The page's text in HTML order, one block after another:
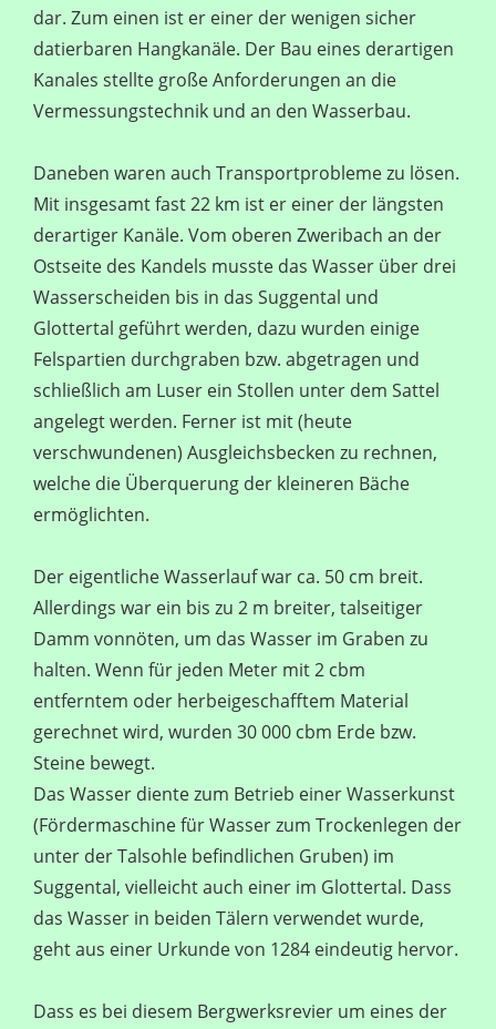
dar. Zum einen ist er einer der wenigen sicher
datierbaren Hangkanäle. Der Bau eines derartigen
Kanales stellte große Anforderungen an die
Vermessungstechnik und an den Wasserbau.
Daneben waren auch Transportprobleme zu lösen.
Mit insgesamt fast 22 km ist er einer der längsten
derartiger Kanäle. Vom oberen Zweribach an der
Ostseite des Kandels musste das Wasser über drei
Wasserscheiden bis in das Suggental und
Glottertal geführt werden, dazu wurden einige
Felspartien durchgraben bzw. abgetragen und
schließlich am Luser ein Stollen unter dem Sattel
angelegt werden. Ferner ist mit (heute
verschwundenen) Ausgleichsbecken zu rechnen,
welche die Überquerung der kleineren Bäche
ermöglichten.
Der eigentliche Wasserlauf war ca. 50 cm breit.
Allerdings war ein bis zu 2 m breiter, talseitiger
Damm vonnöten, um das Wasser im Graben zu
halten. Wenn für jeden Meter mit 2 cbm
entferntem oder herbeigeschafftem Material
gerechnet wird, wurden 30 000 cbm Erde bzw.
Steine bewegt.
Das Wasser diente zum Betrieb einer Wasserkunst
(Fördermaschine für Wasser zum Trockenlegen der
unter der Talsohle befindlichen Gruben) im
Suggental, vielleicht auch einer im Glottertal. Dass
das Wasser in beiden Tälern verwendet wurde,
geht aus einer Urkunde von 1284 eindeutig hervor.
Dass es bei diesem Bergwerksrevier um eines der